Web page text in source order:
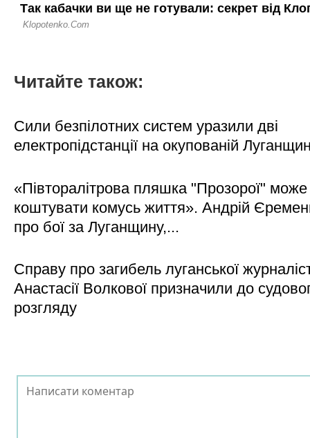
Читайте також:
Сили безпілотних систем уразили дві
електропідстанції на окупованій
«Півторалітрова пляшка "Прозорої" може
коштувати комусь життя». Андрій
про бої за Луганщину,...
Справу про загибель луганської
Анастасії Волкової призначили до
розгляду